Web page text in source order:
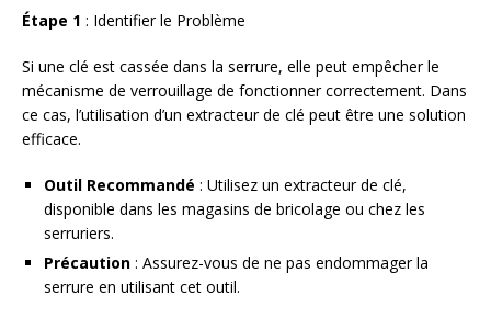
Étape 1 : Identifier le Problème
Si une clé est cassée dans la serrure, elle peut empêcher le
mécanisme de verrouillage de fonctionner correctement. Dans
ce cas, l’utilisation d’un extracteur de clé peut être une solution
efficace.
Outil Recommandé : Utilisez un extracteur de clé,
disponible dans les magasins de bricolage ou chez les
serruriers.
Précaution : Assurez-vous de ne pas endommager la
serrure en utilisant cet outil.